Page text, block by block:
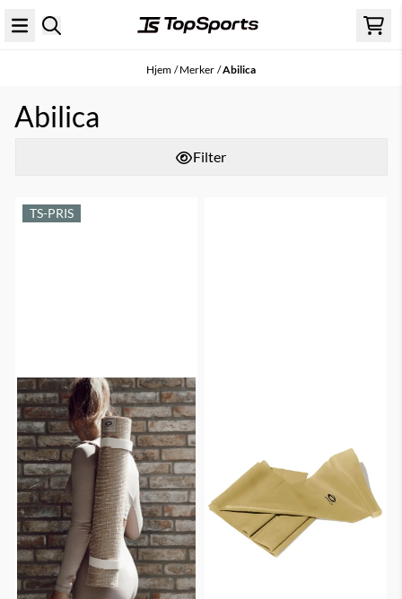
Hopp til innhold
Hjem /Merker /Abilica
Abilica
Filter